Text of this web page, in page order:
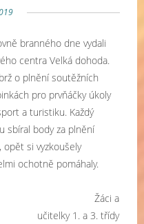
branného dne vydali
centra Velká dohoda.
o plnění soutěžních
pro prvňáčky úkoly
a turistiku. Každý
sbíral body za plnění
si vyzkoušely
ochotně pomáhaly.
a
učitelky 1. a 3. třídy